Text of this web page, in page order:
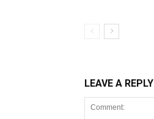
LEAVE A REPLY